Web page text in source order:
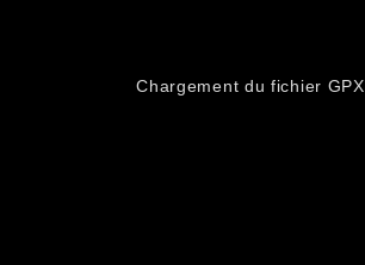
Chargement du fichier GPX